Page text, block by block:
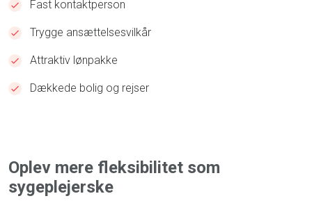
Fast kontaktperson
Trygge ansættelsesvilkår
Attraktiv lønpakke
Dækkede bolig og rejser
Oplev mere fleksibilitet som
sygeplejerske